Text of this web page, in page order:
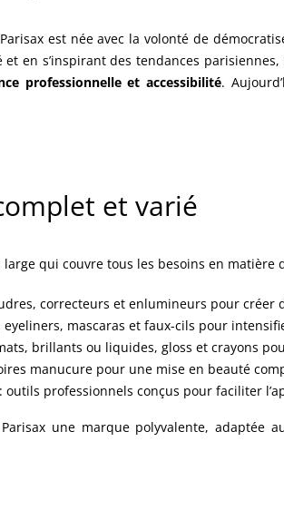
est née avec la volonté de
en s’inspirant des tendances
professionnelle et accessibilité.
et varié
qui couvre tous les besoins en matière
correcteurs et enlumineurs pour créer
eyeliners, mascaras et faux-cils pour
brillants ou liquides, gloss et crayons
manucure pour une mise en beauté
: outils professionnels conçus pour faciliter
une marque polyvalente, adaptée